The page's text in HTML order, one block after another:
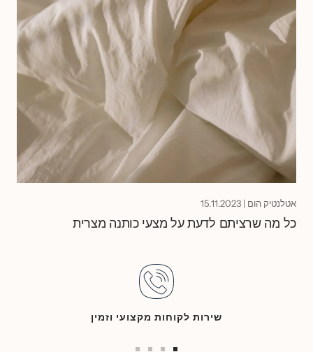
אטלנטיק הום |
15.11.2023
כל מה שרציתם לדעת על מצעי כותנה מצרית
שירות לקוחות מקצועי וזמין